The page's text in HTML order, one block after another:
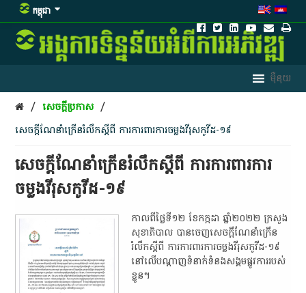
កម្ពុជា
/ សេចក្តីប្រកាស /
សេចក្តីណែនាំក្រើនរំលឹកស្តីពី ការការពារការចម្លងវីរុសកូវីដ-១៩
សេចក្តីណែនាំក្រើនរំលឹកស្តីពី ការការពារការ
ចម្លងវីរុសកូវីដ-១៩
កាលពីថ្ងៃទី១២ ខែកក្កដា ឆ្នាំ២០២២ ក្រសួង
សុខាភិបាល បានចេញសេចក្តីណែនាំក្រើន
រំលឹកស្តីពី ការការពារការចម្លងវីរុសកូវីដ-១៩
នៅលើបណ្តាញទំនាក់ទំនងសង្គមផ្លូវការរបស់
ខ្លួន។